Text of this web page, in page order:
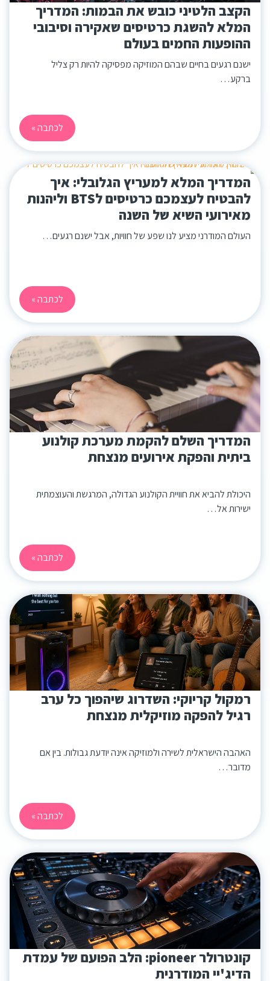
הקצב הלטיני כובש את הבמות: המדריך
המלא להשגת כרטיסים שאקירה וסיבובי
ההופעות החמים בעולם
ישנם רגעים בחיים שבהם המוזיקה מפסיקה להיות רק צליל
ברקע…
לכתבה »
המדריך המלא למעריץ הגלובלי: איך
להבטיח לעצמכם כרטיסים לBTS וליהנות
מאירועי השיא של השנה
העולם המודרני מציע לנו שפע של חוויות, אבל ישנם רגעים…
לכתבה »
המדריך השלם להקמת מערכת קולנוע
ביתית והפקת אירועים מנצחת
היכולת להביא את חוויית הקולנוע הגדולה, המרגשת והעוצמתית
ישירות אל…
לכתבה »
רמקול קריוקי: השדרוג שיהפוך כל ערב
רגיל להפקה מוזיקלית מנצחת
האהבה הישראלית לשירה ולמוזיקה אינה יודעת גבולות. בין אם
מדובר…
לכתבה »
קונטרולר pioneer: הלב הפועם של עמדת
הדיג'יי המודרנית